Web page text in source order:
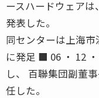
ースハードウェア
発表した。
同センターは上海
に発足 ■ 06 ・ 12
し、 百聯集団副董
任した。